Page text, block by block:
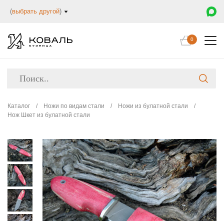
(выбрать другой)
0
Каталог / Ножи по видам стали / Ножи из булатной стали
/
Нож Шкет из булатной стали